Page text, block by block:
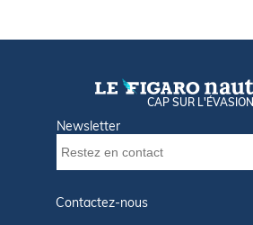
CAP SUR L'ÉVASION
Newsletter
Contactez-nous